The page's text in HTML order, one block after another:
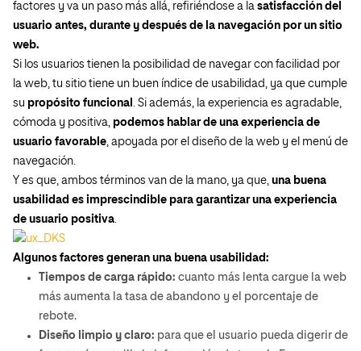
factores y va un paso más allá, refiriéndose a la satisfacción del
usuario antes, durante y después de la navegación por un sitio
web.
Si los usuarios tienen la posibilidad de navegar con facilidad por
la web, tu sitio tiene un buen índice de usabilidad, ya que cumple
su propósito funcional . Si además, la experiencia es agradable,
cómoda y positiva, podemos hablar de una experiencia de
usuario favorable, apoyada por el diseño de la web y el menú de
navegación.
Y es que, ambos términos van de la mano, ya que, una buena
usabilidad es imprescindible para garantizar una experiencia
de usuario positiva.
Algunos factores generan una buena usabilidad:
Tiempos de carga rápido: cuanto más lenta cargue la web
más aumenta la tasa de abandono y el porcentaje de
rebote.
Diseño limpio y claro: para que el usuario pueda digerir de